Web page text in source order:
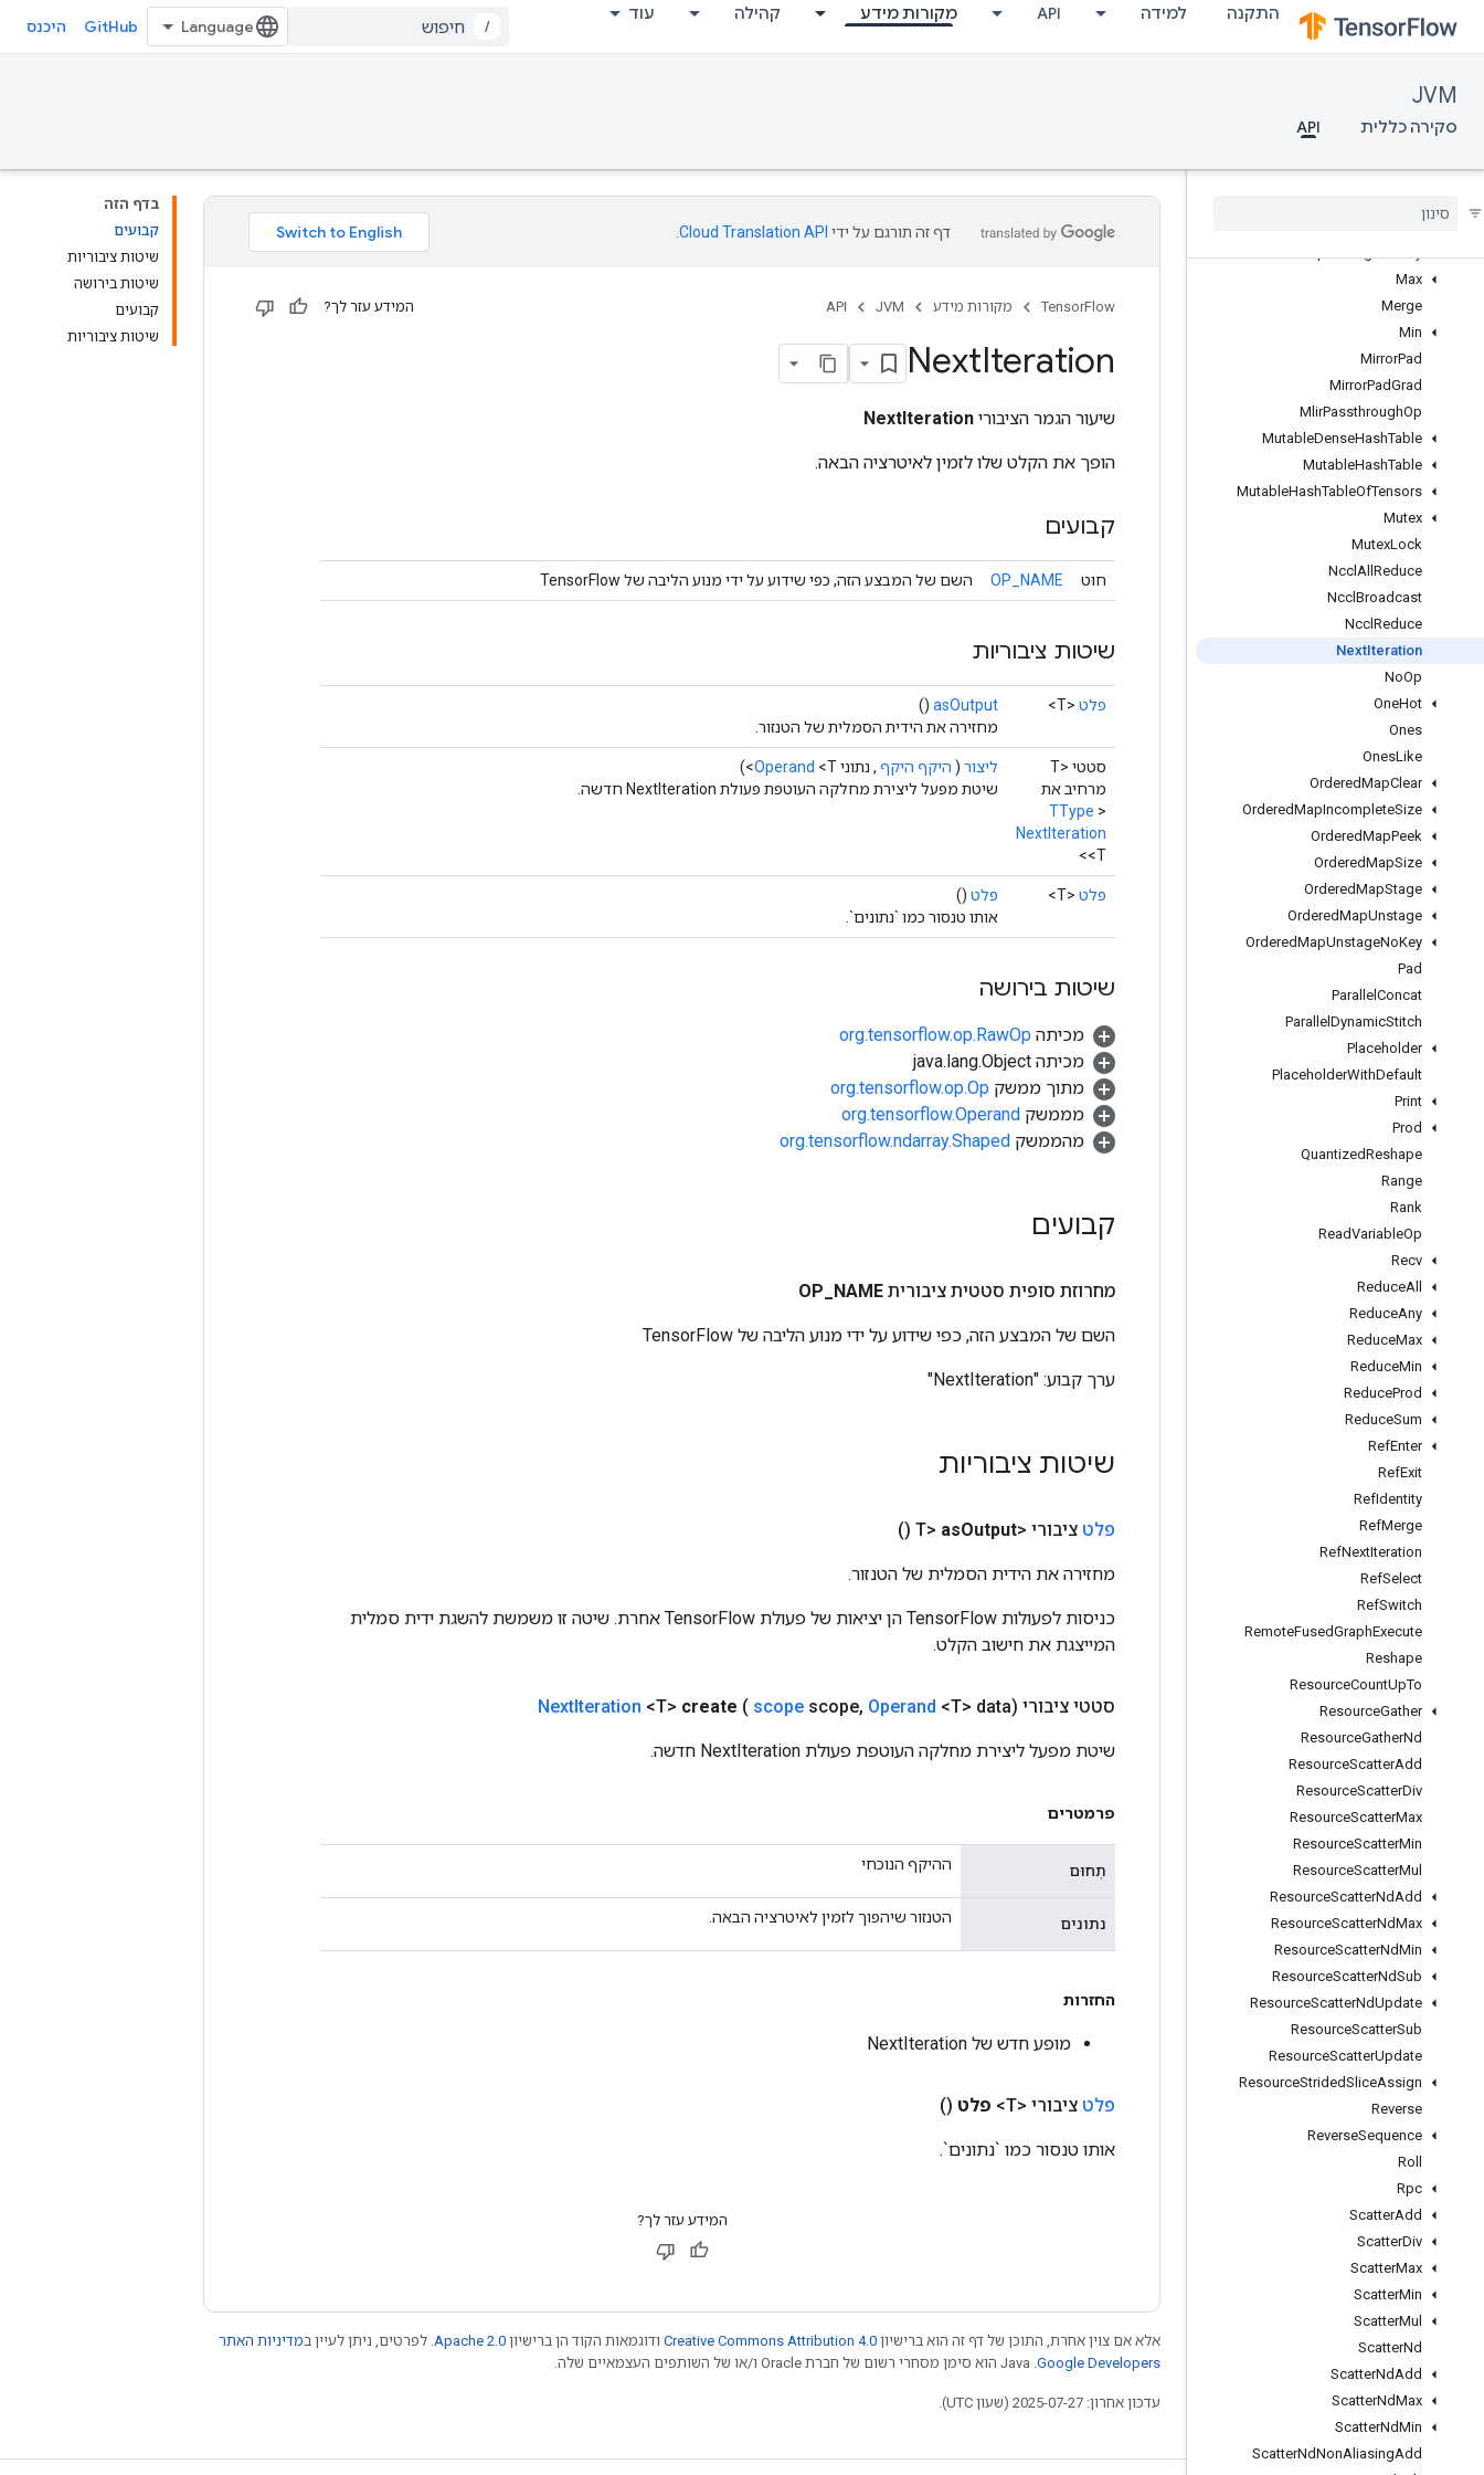
התקנה למידה API מקורות מידע קהילה עוד
/
GitHub היכנס
JVM
סקירה כללית API
LoopCond
LowerBound
MapIncompleteSize
MapSize
Max
Merge
Min
MirrorPad
MirrorPadGrad
MlirPassthroughOp
MutableDenseHashTable
MutableHashTable
MutableHashTableOfTensors
Mutex
MutexLock
Nccl All Reduce
Nccl Broadcast
Nccl Reduce
NextIteration
NoOp
OneHot
Ones
OnesLike
OrderedMapClear
OrderedMapIncompleteSize
OrderedMapPeek
OrderedMapSize
OrderedMapStage
OrderedMapUnstage
OrderedMapUnstageNoKey
Pad
Parallel Concat
Parallel DynamicStitch
Placeholder
PlaceholderWithDefault
Print
Prod
QuantizedReshape
Range
Rank
ReadVariableOp
Recv
ReduceAll
ReduceAny
ReduceMax
ReduceMin
ReduceProd
ReduceSum
RefEnter
RefExit
RefIdentity
RefMerge
RefNextIteration
RefSelect
RefSwitch
RemoteFusedGraphExecute
Reshape
ResourceCountUpTo
ResourceGather
ResourceGatherNd
ResourceScatterAdd
ResourceScatterDiv
ResourceScatterMax
ResourceScatterMin
ResourceScatterMul
ResourceScatterNdAdd
ResourceScatterNdMax
ResourceScatterNdMin
ResourceScatterNdSub
ResourceScatterNdUpdate
ResourceScatterSub
ResourceScatterUpdate
ResourceStridedSliceAssign
Reverse
ReverseSequence
Roll
Rpc
ScatterAdd
ScatterDiv
ScatterMax
ScatterMin
ScatterMul
ScatterNd
ScatterNdAdd
ScatterNdMax
ScatterNdMin
ScatterNdNonAliasingAdd
בדף הזה
קבועים
שיטות ציבוריות
שיטות בירושה
קבועים
שיטות ציבוריות
דף זה תורגם על ידי Cloud Translation API
TensorFlow מקורות מידע JVM
API המידע עזר לך?
NextIteration
שיעור הגמר הציבורי NextIteration
הופך את הקלט שלו לזמין לאיטרציה הבאה.
קבועים
חוּט OP_NAME השם של המבצע הזה, כפי שידוע על ידי מנוע הליבה של TensorFlow
שיטות ציבוריות
פלט <T>
asOutput
()
מחזירה את הידית הסמלית של הטנזור.
סטטי <T
מרחיב את
TType >
NextIteration
<T>
ליצור ( היקף היקף , נתוני Operand <T>)
שיטת מפעל ליצירת מחלקה העוטפת פעולת NextIteration חדשה.
פלט <T> פלט ()
אותו טנסור כמו `נתונים`.
שיטות בירושה
מכיתה org.tensorflow.op.RawOp
מכיתה java.lang.Object
מתוך ממשק org.tensorflow.op.Op
מממשק org.tensorflow.Operand
מהממשק org.tensorflow.ndarray.Shaped
קבועים
מחרוזת סופית סטטית ציבורית OP NAME
השם של המבצע הזה, כפי שידוע על ידי מנוע הליבה של TensorFlow
ערך קבוע: "NextIteration"
שיטות ציבוריות
פלט ציבורי <T> asOutput
()
מחזירה את הידית הסמלית של הטנזור.
כניסות לפעולות TensorFlow הן יציאות של פעולת TensorFlow אחרת. שיטה זו משמשת להשגת ידית סמלית
המייצגת את חישוב הקלט.
סטטי ציבורי NextIteration <T> create ( scope scope, Operand <T> data)
שיטת מפעל ליצירת מחלקה העוטפת פעולת NextIteration חדשה.
פרמטרים
תְחוּם ההיקף הנוכחי
נתונים הטנזור שיהפוך לזמין לאיטרציה הבאה.
החזרות
מופע חדש של NextIteration
פלט ציבורי <T> פלט ()
אותו טנסור כמו `נתונים`.
המידע עזר לך?
אלא אם צוין אחרת, התוכן של דף זה הוא ברישיון Creative Commons Attribution 4.0 ודוגמאות הקוד הן ברישיון Apache 2.0 . לפרטים, ניתן לעיין במדיניות האתר
Google Developers‏
עדכון אחרון: 2025-07-27 (שעון UTC).